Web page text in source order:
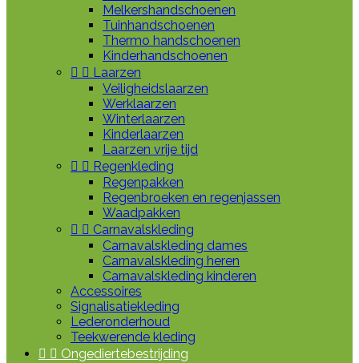
Melkershandschoenen
Tuinhandschoenen
Thermo handschoenen
Kinderhandschoenen
  Laarzen
Veiligheidslaarzen
Werklaarzen
Winterlaarzen
Kinderlaarzen
Laarzen vrije tijd
  Regenkleding
Regenpakken
Regenbroeken en regenjassen
Waadpakken
  Carnavalskleding
Carnavalskleding dames
Carnavalskleding heren
Carnavalskleding kinderen
Accessoires
Signalisatiekleding
Lederonderhoud
Teekwerende kleding
  Ongediertebestrijding